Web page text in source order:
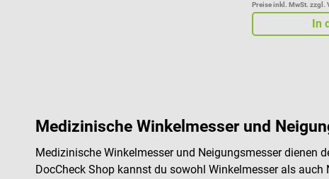
Preise inkl. MwSt. zzgl.
In
Medizinische Winkelmesser und
Medizinische Winkelmesser und Neigungsmesser dienen
DocCheck Shop kannst du sowohl Winkelmesser als